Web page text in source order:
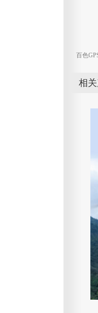
百色
相